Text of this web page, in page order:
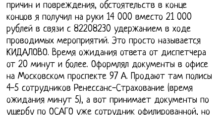
причин и повреждения, обстоятельств в конце
концов я получил на руки 14 000 вместо 21 000
рублей в связи с 82208230 удержанием в ходе
проводимых мероприятий. Это просто называется
КИДАЛОВО. Время ожидания ответа от диспетчера
от 20 минут и более. Оформлял документы в офисе
на Московском проспекте 97 А. Продают там полисы
4-5 сотрудников Ренессанс-Страхование (время
ожидания минут 5), а вот принимает документы по
ущербу по ОСАГО уже сотрудник офилированной, но